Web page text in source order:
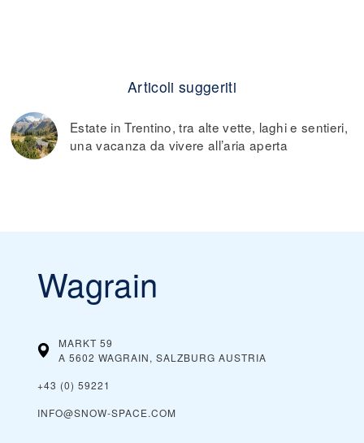
Articoli suggeriti
Estate in Trentino, tra alte vette, laghi e sentieri,
una vacanza da vivere all’aria aperta
Wagrain
MARKT 59
A 5602 WAGRAIN, SALZBURG AUSTRIA
+43 (0) 59221
INFO@SNOW-SPACE.COM